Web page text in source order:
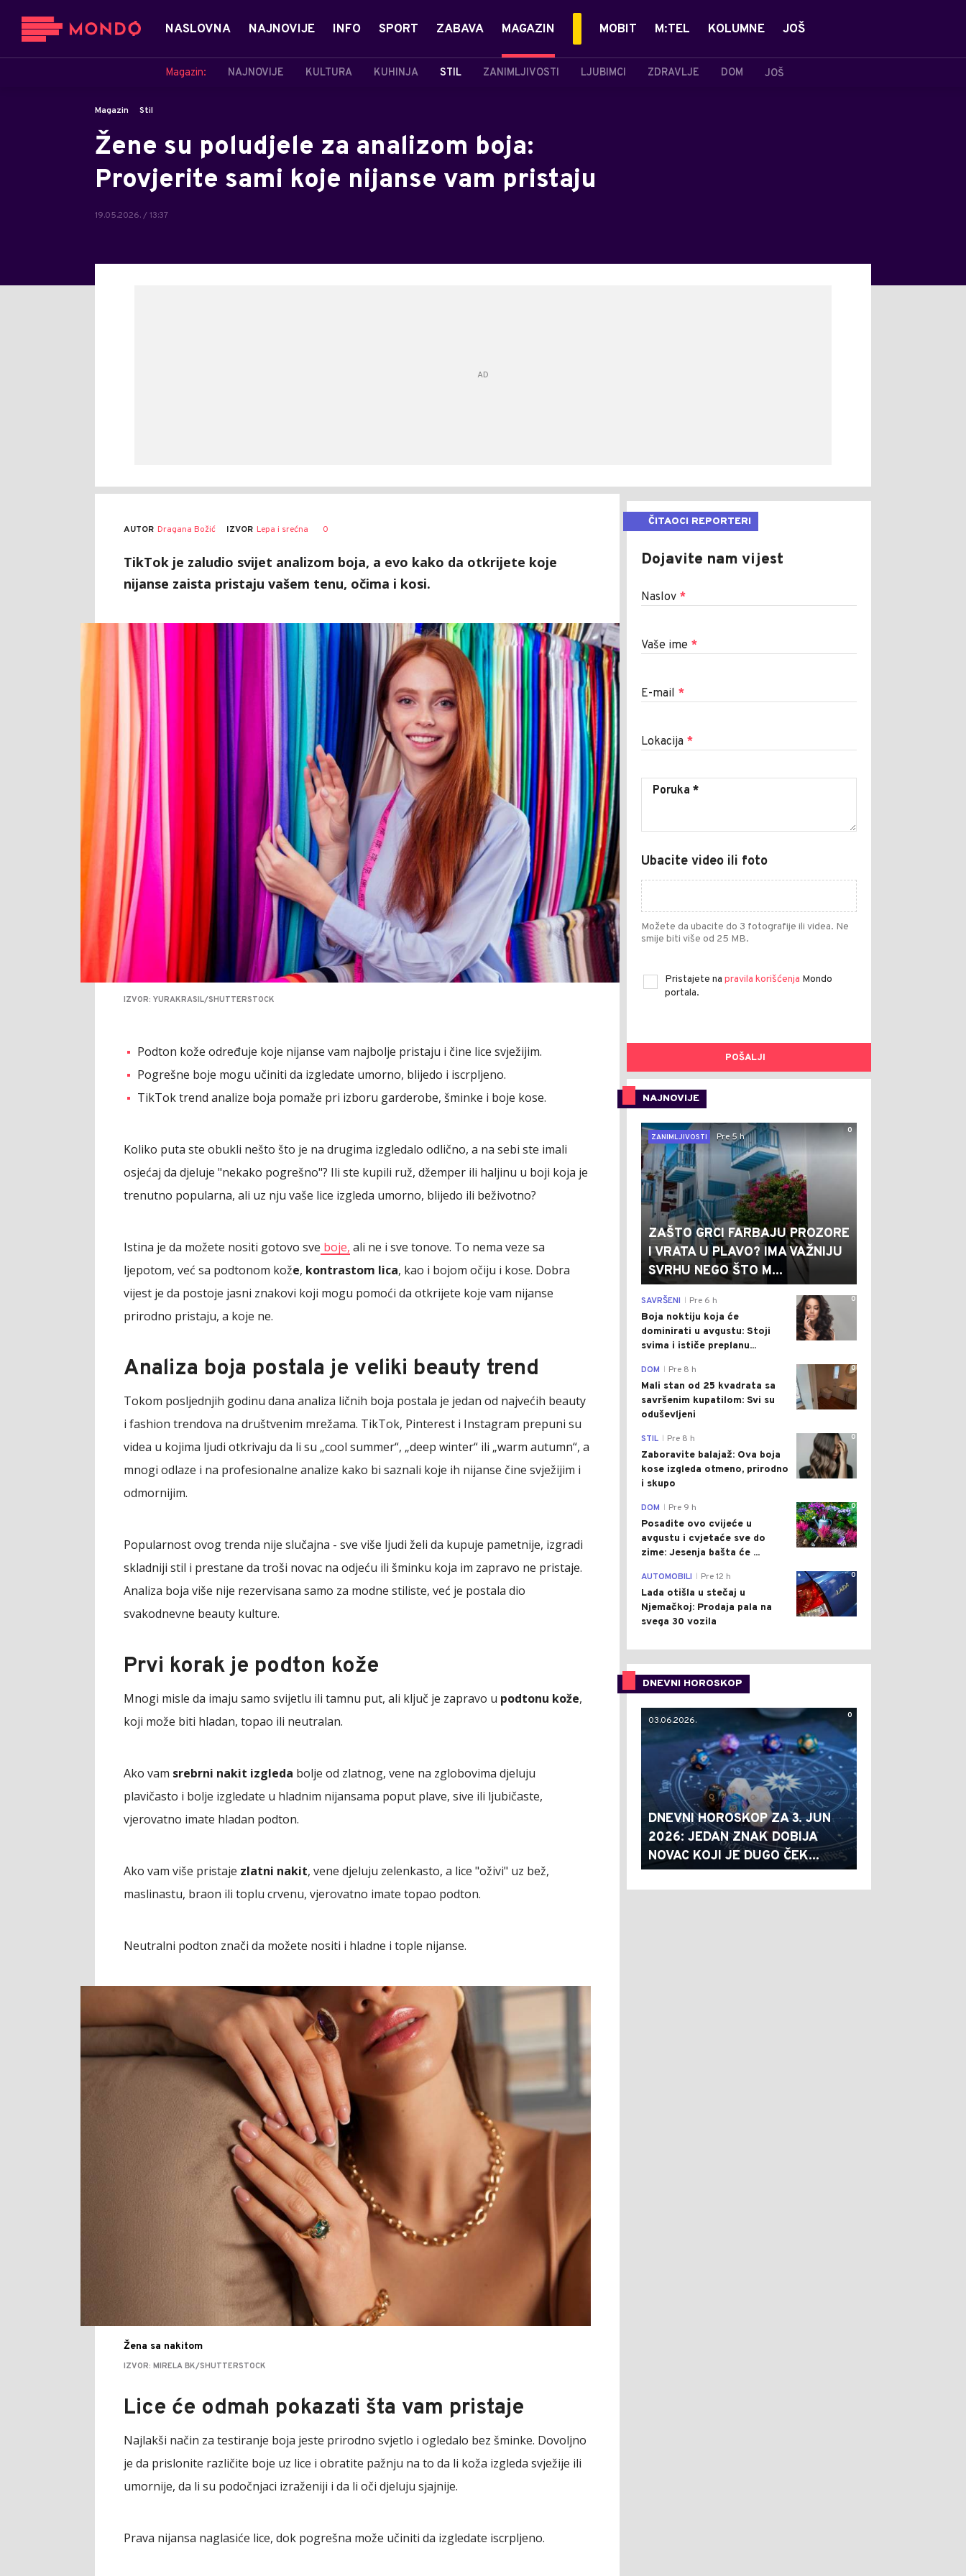
NASLOVNA NAJNOVIJE INFO SPORT ZABAVA MAGAZIN
Magazin: NAJNOVIJE KULTURA KUHINJA STIL ZANIMLJIVOSTI LJUBIMCI ZDRAVLJE DOM JOŠ
MOBIT M:TEL KOLUMNE JOŠ
Magazin Stil
Žene su poludjele za analizom boja:
Provjerite sami koje nijanse vam pristaju
19.05.2026. / 13:37
AUTOR Dragana Božić IZVOR Lepa i srećna 0
TikTok je zaludio svijet analizom boja, a evo kako da otkrijete koje
nijanse zaista pristaju vašem tenu, očima i kosi.
IZVOR: YURAKRASIL/SHUTTERSTOCK
Podton kože određuje koje nijanse vam najbolje pristaju i čine lice svježijim.
Pogrešne boje mogu učiniti da izgledate umorno, blijedo i iscrpljeno.
TikTok trend analize boja pomaže pri izboru garderobe, šminke i boje kose.
Koliko puta ste obukli nešto što je na drugima izgledalo odlično, a na sebi ste imali
osjećaj da djeluje "nekako pogrešno"? Ili ste kupili ruž, džemper ili haljinu u boji koja je
trenutno popularna, ali uz nju vaše lice izgleda umorno, blijedo ili beživotno?
Istina je da možete nositi gotovo sve boje, ali ne i sve tonove. To nema veze sa
ljepotom, već sa podtonom kože, kontrastom lica, kao i bojom očiju i kose. Dobra
vijest je da postoje jasni znakovi koji mogu pomoći da otkrijete koje vam nijanse
prirodno pristaju, a koje ne.
Analiza boja postala je veliki beauty trend
Tokom posljednjih godinu dana analiza ličnih boja postala je jedan od najvećih beauty
i fashion trendova na društvenim mrežama. TikTok, Pinterest i Instagram prepuni su
videa u kojima ljudi otkrivaju da li su „cool summer“, „deep winter“ ili „warm autumn“, a
mnogi odlaze i na profesionalne analize kako bi saznali koje ih nijanse čine svježijim i
odmornijim.
Popularnost ovog trenda nije slučajna - sve više ljudi želi da kupuje pametnije, izgradi
skladniji stil i prestane da troši novac na odjeću ili šminku koja im zapravo ne pristaje.
Analiza boja više nije rezervisana samo za modne stiliste, već je postala dio
svakodnevne beauty kulture.
Prvi korak je podton kože
Mnogi misle da imaju samo svijetlu ili tamnu put, ali ključ je zapravo u podtonu kože,
koji može biti hladan, topao ili neutralan.
Ako vam srebrni nakit izgleda bolje od zlatnog, vene na zglobovima djeluju
plavičasto i bolje izgledate u hladnim nijansama poput plave, sive ili ljubičaste,
vjerovatno imate hladan podton.
Ako vam više pristaje zlatni nakit, vene djeluju zelenkasto, a lice "oživi" uz bež,
maslinastu, braon ili toplu crvenu, vjerovatno imate topao podton.
Neutralni podton znači da možete nositi i hladne i tople nijanse.
Žena sa nakitom
IZVOR: MIRELA BK/SHUTTERSTOCK
Lice će odmah pokazati šta vam pristaje
Najlakši način za testiranje boja jeste prirodno svjetlo i ogledalo bez šminke. Dovoljno
je da prislonite različite boje uz lice i obratite pažnju na to da li koža izgleda svježije ili
umornije, da li su podočnjaci izraženiji i da li oči djeluju sjajnije.
Prava nijansa naglasiće lice, dok pogrešna može učiniti da izgledate iscrpljeno.
ČITAOCI REPORTERI
Dojavite nam vijest
Naslov *
Vaše ime *
E-mail *
Lokacija *
Ubacite video ili foto
Možete da ubacite do 3 fotografije ili videa. Ne
smije biti više od 25 MB.
Pristajete na pravila korišćenja Mondo
portala.
POŠALJI
NAJNOVIJE
0
ZANIMLJIVOSTI
Pre 5 h
ZAŠTO GRCI FARBAJU PROZORE
I VRATA U PLAVO? IMA VAŽNIJU
SVRHU NEGO ŠTO M...
0
SAVRŠENI Pre 6 h
Boja noktiju koja će
dominirati u avgustu: Stoji
svima i ističe preplanu...
0
DOM Pre 8 h
Mali stan od 25 kvadrata sa
savršenim kupatilom: Svi su
oduševljeni
0
STIL Pre 8 h
Zaboravite balajaž: Ova boja
kose izgleda otmeno, prirodno
i skupo
0
DOM Pre 9 h
Posadite ovo cvijeće u
avgustu i cvjetaće sve do
zime: Jesenja bašta će ...
0
AUTOMOBILI Pre 12 h
Lada otišla u stečaj u
Njemačkoj: Prodaja pala na
svega 30 vozila
DNEVNI HOROSKOP
0
03.06.2026.
DNEVNI HOROSKOP ZA 3. JUN
2026: JEDAN ZNAK DOBIJA
NOVAC KOJI JE DUGO ČEK...